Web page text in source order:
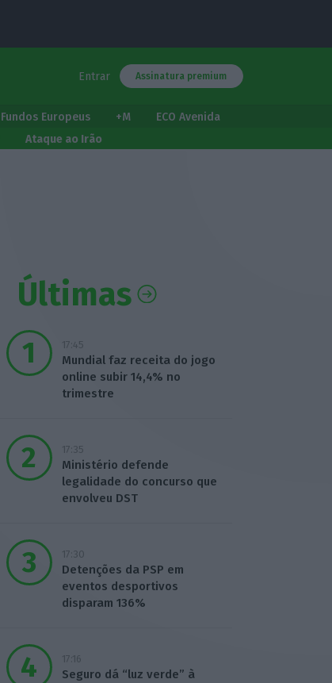
Entrar Assinatura premium
Fundos Europeus +M
ECO Avenida
Ataque ao Irão
Últimas
17:45
Mundial faz receita do jogo
online subir 14,4% no
trimestre
17:35
Ministério defende
legalidade do concurso que
envolveu DST
17:30
Detenções da PSP em
eventos desportivos
disparam 136%
17:16
Seguro dá “luz verde” à